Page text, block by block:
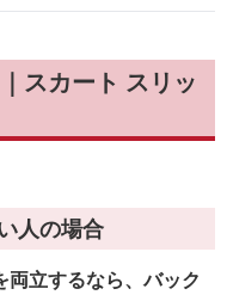
スカート スリッ
人の場合
両立するなら、バック